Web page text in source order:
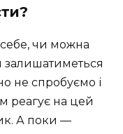
чи можна
залишатиметься
не спробуємо і
реагує на цей
А поки —